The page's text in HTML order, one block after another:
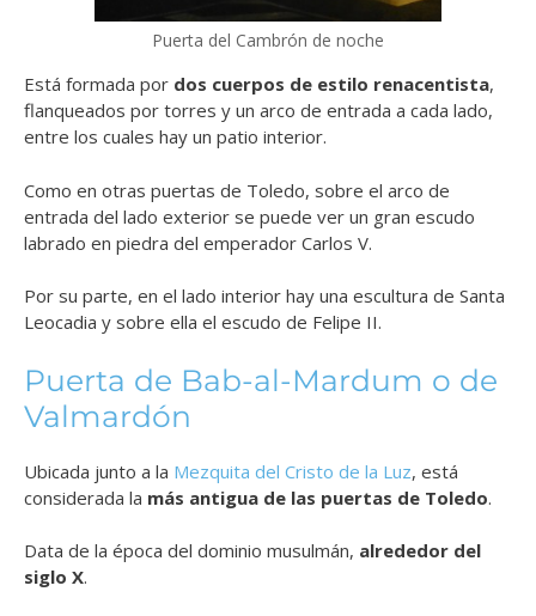
Puerta del Cambrón de noche
Está formada por dos cuerpos de estilo renacentista,
flanqueados por torres y un arco de entrada a cada lado,
entre los cuales hay un patio interior.
Como en otras puertas de Toledo, sobre el arco de
entrada del lado exterior se puede ver un gran escudo
labrado en piedra del emperador Carlos V.
Por su parte, en el lado interior hay una escultura de Santa
Leocadia y sobre ella el escudo de Felipe II.
Puerta de Bab-al-Mardum o de
Valmardón
Ubicada junto a la Mezquita del Cristo de la Luz, está
considerada la más antigua de las puertas de Toledo.
Data de la época del dominio musulmán, alrededor del
siglo X.